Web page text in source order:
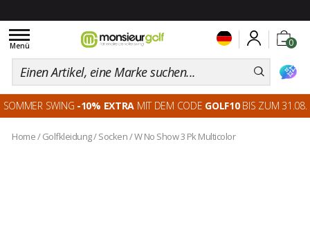
0
Toggle
navigation
Menü
SOMMER SWING -10% EXTRA MIT DEM CODE GOLF10BIS ZUM 31.08.
Home/ Golfkleidung/Socken/W No Show 3 Pk Multicolor